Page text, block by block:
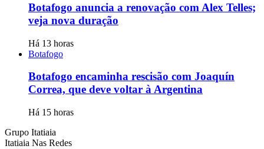
Botafogo anuncia a renovação com Alex Telles;
veja nova duração
Há 13 horas
Botafogo
Botafogo encaminha rescisão com Joaquín
Correa, que deve voltar à Argentina
Há 15 horas
Grupo Itatiaia
Itatiaia Nas Redes